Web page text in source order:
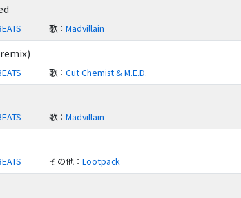
歌 ：Madvillain
歌 ：Cut Chemist & M.E.D.
歌 ：Madvillain
その他 ：Lootpack